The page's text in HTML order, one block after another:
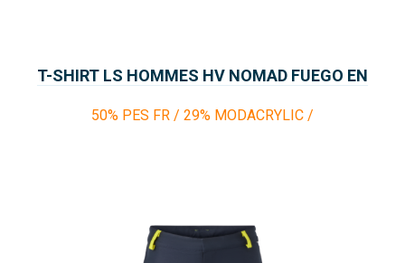
T-SHIRT LS HOMMES HV NOMAD FUEGO EN
50% PES FR / 29% MODACRYLIC /